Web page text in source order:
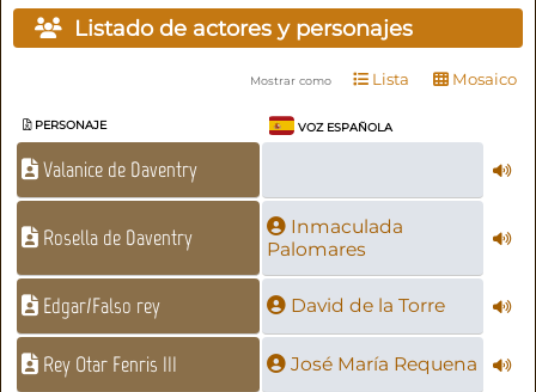
Listado de actores y personajes
Mostrar como Lista Mosaico
PERSONAJE VOZ ESPAÑOLA
Valanice de Daventry
Rosella de Daventry
Inmaculada
Palomares
Edgar/Falso rey David de la Torre
Rey Otar Fenris III José María Requena